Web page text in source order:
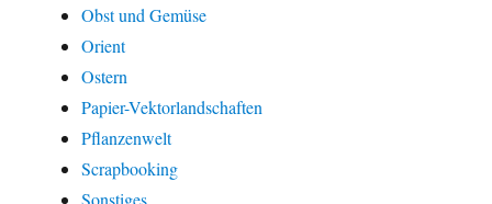
Obst und Gemüse
Orient
Ostern
Papier-Vektorlandschaften
Pflanzenwelt
Scrapbooking